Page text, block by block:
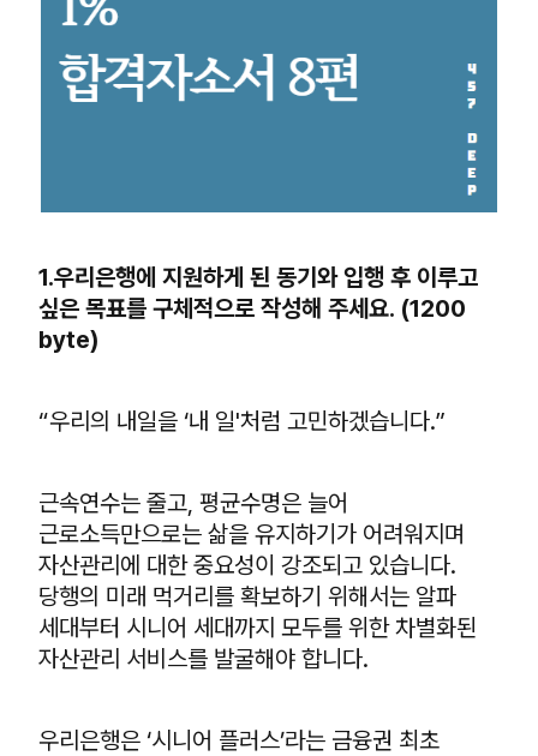
1.우리은행에 지원하게 된 동기와 입행 후 이루고
싶은 목표를 구체적으로 작성해 주세요. (1200
byte)
“우리의 내일을 ‘내 일'처럼 고민하겠습니다.”
근속연수는 줄고, 평균수명은 늘어
근로소득만으로는 삶을 유지하기가 어려워지며
자산관리에 대한 중요성이 강조되고 있습니다.
당행의 미래 먹거리를 확보하기 위해서는 알파
세대부터 시니어 세대까지 모두를 위한 차별화된
자산관리 서비스를 발굴해야 합니다.
우리은행은 ‘시니어 플러스’라는 금융권 최초